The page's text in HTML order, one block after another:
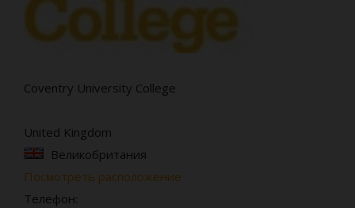
Coventry University College
United Kingdom
Великобритания
Посмотреть расположение
Телефон: